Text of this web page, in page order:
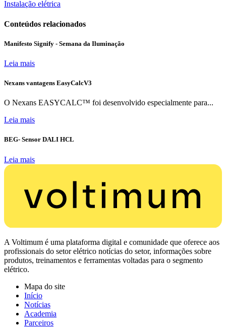
Instalação elétrica
Conteúdos relacionados
Manifesto Signify - Semana da Iluminação
Leia mais
Nexans vantagens EasyCalcV3
O Nexans EASYCALC™ foi desenvolvido especialmente para...
Leia mais
BEG- Sensor DALI HCL
Leia mais
A Voltimum é uma plataforma digital e comunidade que oferece aos
profissionais do setor elétrico notícias do setor, informações sobre
produtos, treinamentos e ferramentas voltadas para o segmento
elétrico.
Mapa do site
Início
Notícias
Academia
Parceiros